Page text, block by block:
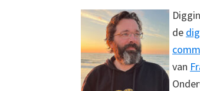
de
van